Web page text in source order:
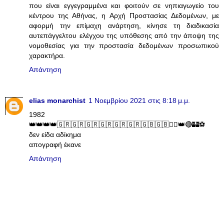
που είναι εγγεγραμμένα και φοιτούν σε νηπιαγωγείο του
κέντρου της Αθήνας, η Αρχή Προστασίας Δεδομένων, με
αφορμή την επίμαχη ανάρτηση, κίνησε τη διαδικασία
αυτεπάγγελτου ελέγχου της υπόθεσης από την άποψη της
νομοθεσίας για την προστασία δεδομένων προσωπικού
χαρακτήρα.
Απάντηση
elias monarchist 1 Νοεμβρίου 2021 στις 8:18 μ.μ.
1982
👑👑👑👑🇬🇷🇬🇷🇬🇷🇬🇷🇬🇷🇬🇷🇬🇧🇬🇧💂‍♂️👑🔴🏰⚽️
δεν είδα αδίκημα
απογραφή έκανε
Απάντηση